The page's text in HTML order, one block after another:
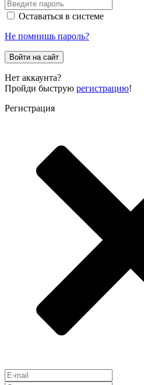
Оставаться в системе
Не помнишь пароль?
Войти на сайт
Нет аккаунта?
Пройди быструю регистрацию!
Регистрация